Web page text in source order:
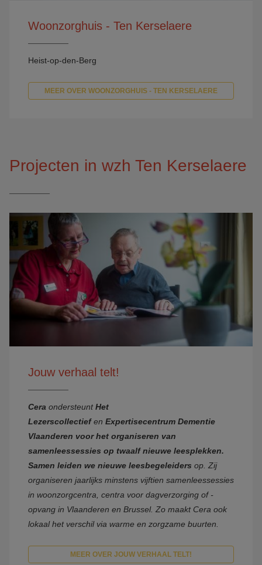
Woonzorghuis - Ten Kerselaere
Heist-op-den-Berg
MEER OVER WOONZORGHUIS - TEN KERSELAERE
Projecten in wzh Ten Kerselaere
Jouw verhaal telt!
Cera ondersteuntHet
Lezerscollectiefen Expertisecentrum Dementie
Vlaanderen voor het organiseren van
samenleessessies op twaalf nieuwe leesplekken.
Samen leiden we nieuwe leesbegeleiders op. Zij
organiseren jaarlijks minstens vijftien samenleessessies
in woonzorgcentra, centra voor dagverzorging of -
opvang in Vlaanderen en Brussel. Zo maakt Cera ook
lokaal het verschil via warme en zorgzame buurten.
MEER OVER JOUW VERHAAL TELT!